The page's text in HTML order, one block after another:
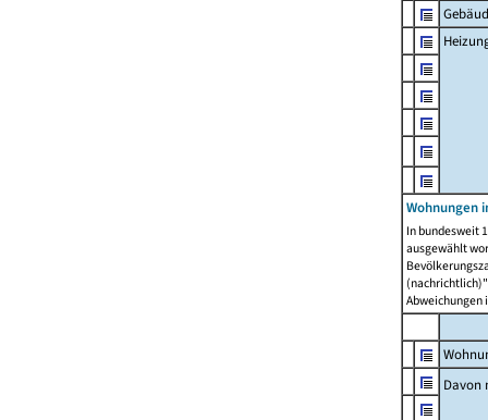
Wohnungen
In bundesweit
ausgewählt
Abweichungen
Davon